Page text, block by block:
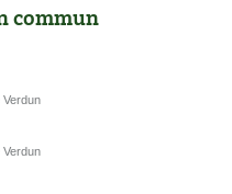
commun